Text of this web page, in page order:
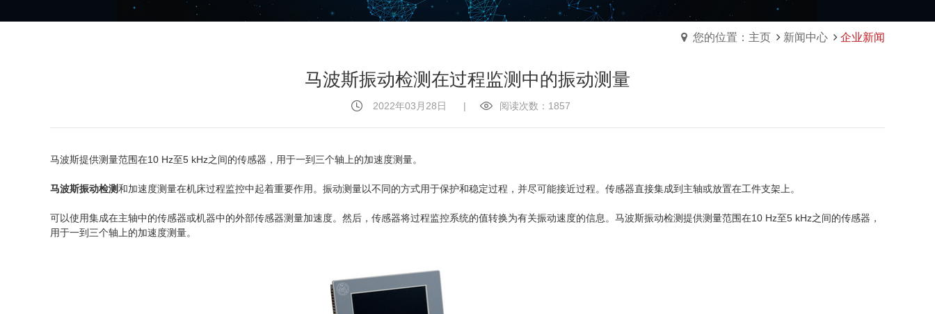
您的位置：主页 新闻中心 企业新闻
马波斯振动检测在过程监测中的振动测量
2022年03月28日 | 阅读次数：1857
马波斯提供测量范围在10 Hz至5 kHz之间的传感器，用于一到三个轴上的加速度测量。
马波斯振动检测和加速度测量在机床过程监控中起着重要作用。振动测量以不同的方式用于保护和稳定过程，并尽可能接近过程。传感器直接集成到主轴或放置在工件支架上。
可以使用集成在主轴中的传感器或机器中的外部传感器测量加速度。然后，传感器将过程监控系统的值转换为有关振动速度的信息。马波斯振动检测提供测量范围在10 Hz至5 kHz之间的传感器，
用于一到三个轴上的加速度测量。